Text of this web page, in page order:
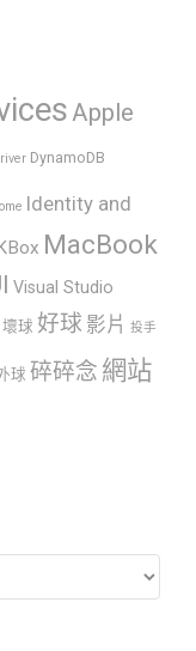
Apple
DynamoDB
Identity and
MacBook
Visual Studio
壞球 好球 影片 投手
球 碎碎念 網站